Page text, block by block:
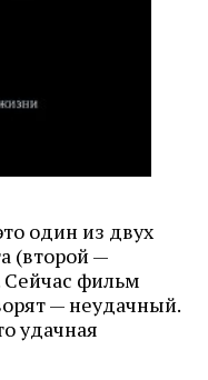
один из двух
(второй —
Сейчас фильм
— неудачный.
удачная